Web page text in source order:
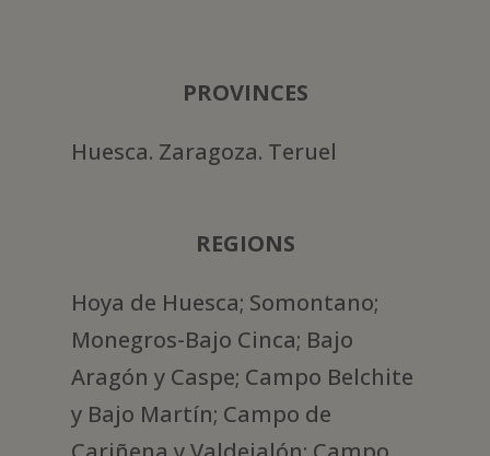
PROVINCES
Huesca. Zaragoza. Teruel
REGIONS
Hoya de Huesca; Somontano;
Monegros-Bajo Cinca; Bajo
Aragón y Caspe; Campo Belchite
y Bajo Martín; Campo de